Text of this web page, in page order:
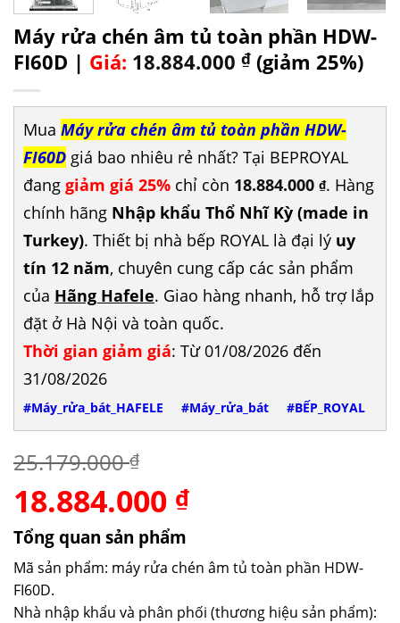
Máy rửa chén âm tủ toàn phần HDW-
FI60D | Giá: 18.884.000 ₫ (giảm 25%)
Mua Máy rửa chén âm tủ toàn phần HDW-
FI60D giá bao nhiêu rẻ nhất? Tại BEPROYAL
đang giảm giá 25% chỉ còn 18.884.000 ₫. Hàng
chính hãng Nhập khẩu Thổ Nhĩ Kỳ (made in
Turkey). Thiết bị nhà bếp ROYAL là đại lý uy
tín 12 năm, chuyên cung cấp các sản phẩm
của Hãng Hafele. Giao hàng nhanh, hỗ trợ lắp
đặt ở Hà Nội và toàn quốc.
Thời gian giảm giá: Từ 01/08/2026 đến
31/08/2026
#Máy_rửa_bát_HAFELE #Máy_rửa_bát #BẾP_ROYAL
25.179.000₫
Giá
gốc
là:
25.179.000 ₫.
18.884.000 ₫Giá
là:
18.884.000 ₫.
Tổng quan sản phẩm
Mã sản phẩm: máy rửa chén âm tủ toàn phần HDW-
FI60D.
Nhà nhập khẩu và phân phối (thương hiệu sản phẩm):